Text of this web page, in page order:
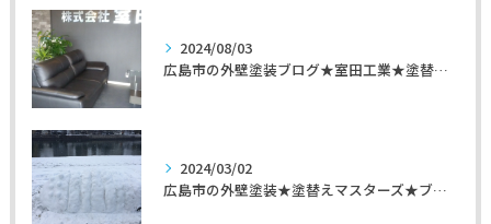
2024/08/03
広島市の外壁塗装ブログ★室田工業★塗替えマスターズ★外壁リフォーム
2024/03/02
広島市の外壁塗装★塗替えマスターズ★ブログ「初めて家を手入れするのに」